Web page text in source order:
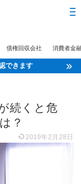
債権回収会社 消費者金
できます
続くと危
？
2019年2月28日